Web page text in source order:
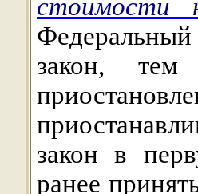
стоимости
Федеральный
закон, тем
закон в
ранее